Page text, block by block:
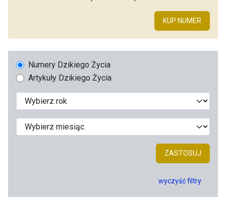
KUP NUMER
Numery Dzikiego Życia
Artykuły Dzikiego Życia
ZASTOSUJ
wyczyść filtry